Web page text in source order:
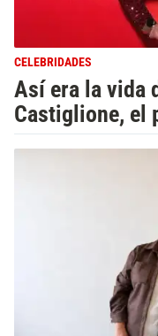
CELEBRIDADES
Así era la vida
Castiglione, el